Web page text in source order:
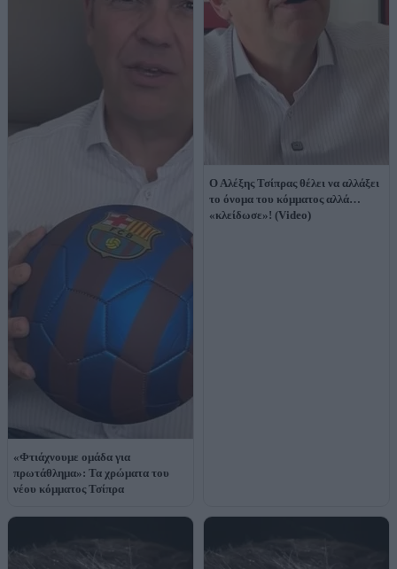
«Φτιάχνουμε ομάδα για
πρωτάθλημα»: Τα χρώματα του
νέου κόμματος Τσίπρα
Ο Αλέξης Τσίπρας θέλει να αλλάξει
το όνομα του κόμματος αλλά…
«κλείδωσε»! (Video)